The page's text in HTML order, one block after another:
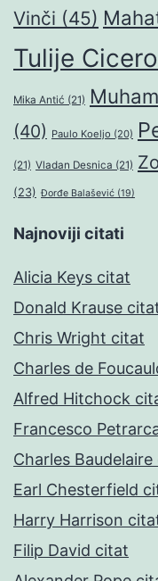
Vinči (45)
Tulije
Mika Antić (21)
(40) Paulo Koeljo (20)
(21) Vladan Desnica (21)
(23) Đorđe Balašević (19)
Najnoviji citati
Alicia Keys citat
Donald Krause
Chris Wright citat
Charles de
Alfred Hitchock
Francesco
Charles
Earl Chesterfield
Harry Harrison
Filip David citat